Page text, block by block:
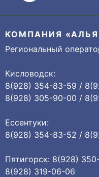
КОМПАНИЯ
Региональный
Кисловодск:
8(928) 354-83-59 /
8(928) 305-90-00 /
Ессентуки:
8(928) 354-83-52 /
Пятигорск: 8(928)
8(928) 319-06-06